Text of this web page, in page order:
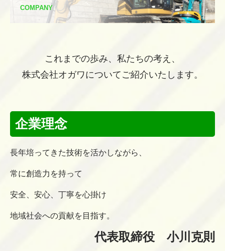
COMPANY
これまでの歩み、私たちの考え、
株式会社オガワについてご紹介いたします。
企業理念
長年培ってきた技術を活かしながら、
常に創造力を持って
安全、安心、丁寧を心掛け
地域社会への貢献を目指す。
代表取締役 小川克則